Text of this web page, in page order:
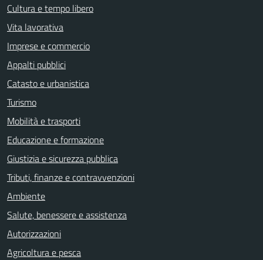
Cultura e tempo libero
Vita lavorativa
Imprese e commercio
Appalti pubblici
Catasto e urbanistica
Turismo
Mobilità e trasporti
Educazione e formazione
Giustizia e sicurezza pubblica
Tributi, finanze e contravvenzioni
Ambiente
Salute, benessere e assistenza
Autorizzazioni
Agricoltura e pesca